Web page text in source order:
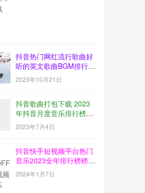
抖音热门网红流行歌曲好
听的英文歌曲BGM排行榜
下载【2023-09】
2023年10月21日
抖音歌曲打包下载 2023
年抖音月度音乐排行榜榜
单放送【2023-06】
2023年7月4日